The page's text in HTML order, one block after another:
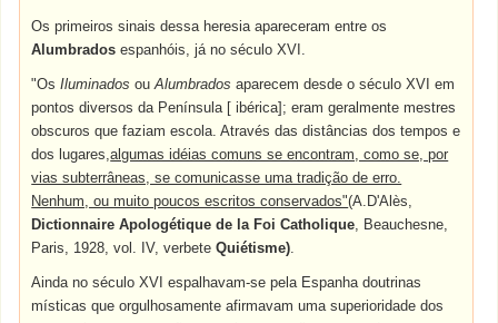
Os primeiros sinais dessa heresia apareceram entre os
Alumbrados espanhóis, já no século XVI.
"OsIluminados ouAlumbrados aparecem desde o século XVI em
pontos diversos da Península [ ibérica]; eram geralmente mestres
obscuros que faziam escola. Através das distâncias dos tempos e
dos lugares,algumas idéias comuns se encontram, como se, por
vias subterrâneas, se comunicasse uma tradição de erro.
Nenhum, ou muito poucos escritos conservados"(A.D'Alès,
Dictionnaire Apologétique de la Foi Catholique, Beauchesne,
Paris, 1928, vol. IV, verbeteQuiétisme).
Ainda no século XVI espalhavam-se pela Espanha doutrinas
místicas que orgulhosamente afirmavam uma superioridade dos